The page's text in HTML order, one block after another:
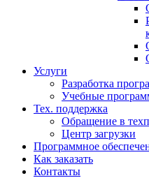
Услуги
Разработка
Учебные
Тех. поддержка
Обращение в
Центр загрузки
Программное
Как заказать
Контакты